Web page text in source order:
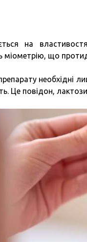
на
міометрію, що
необхідні
Це повідон,